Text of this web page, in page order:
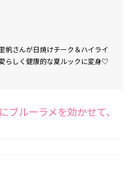
帆さんが日焼けチーク＆ハイライ
らしく健康的な夏ルックに変身♡
ブルーラメを効かせて、